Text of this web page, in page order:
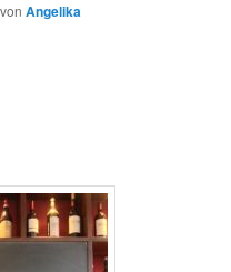
vonAngelika